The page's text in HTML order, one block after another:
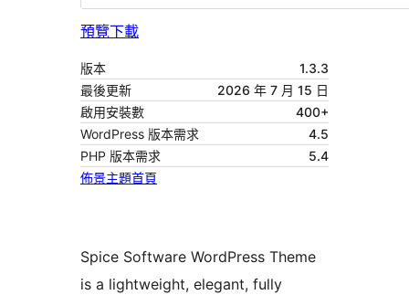
預覽下載
版本
1.3.3
最後更新
2026 年 7 月 15 日
啟用安裝數
400+
WordPress 版本需求
4.5
PHP 版本需求
5.4
佈景主題首頁
Spice Software WordPress Theme
is a lightweight, elegant, fully